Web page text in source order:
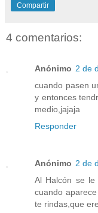
Compartir
4 comentarios:
Anónimo 2 de
cuando pasen
y entonces
medio,jajaja
Responder
Anónimo 2 de
Al Halcón se
cuando
te rindas,que